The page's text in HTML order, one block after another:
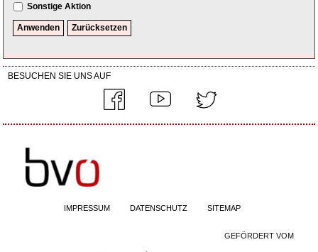
Sonstige Aktion
BESUCHEN SIE UNS AUF
IMPRESSUM DATENSCHUTZ SITEMAP
GEFÖRDERT VOM